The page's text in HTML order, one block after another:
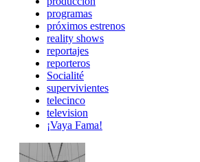
programas
próximos estrenos
reality shows
reportajes
reporteros
Socialité
supervivientes
telecinco
television
¡Vaya Fama!